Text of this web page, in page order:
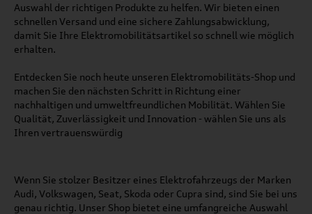
Auswahl der richtigen Produkte zu helfen. Wir bieten einen
schnellen Versand und eine sichere Zahlungsabwicklung,
damit Sie Ihre Elektromobilitätsartikel so schnell wie möglich
erhalten.
Entdecken Sie noch heute unseren Elektromobilitäts-Shop und
machen Sie den nächsten Schritt in Richtung einer
nachhaltigen und umweltfreundlichen Mobilität. Wählen Sie
Qualität, Zuverlässigkeit und Innovation - wählen Sie uns als
Ihren vertrauenswürdig
Wenn Sie stolzer Besitzer eines Elektrofahrzeugs der Marken
Audi, Volkswagen, Seat, Skoda oder Cupra sind, sind Sie bei uns
genau richtig. Unser Shop bietet eine umfangreiche Auswahl